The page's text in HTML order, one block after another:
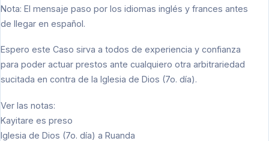
Nota: El mensaje paso por los idiomas inglés y frances antes
de llegar en español.
Espero este Caso sirva a todos de experiencia y confianza
para poder actuar prestos ante cualquiero otra arbitrariedad
sucitada en contra de la Iglesia de Dios (7o. día).
Ver las notas:
Kayitare es preso
Iglesia de Dios (7o. día) a Ruanda